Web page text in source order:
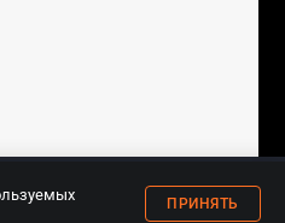
18+
ПРИНЯТЬ